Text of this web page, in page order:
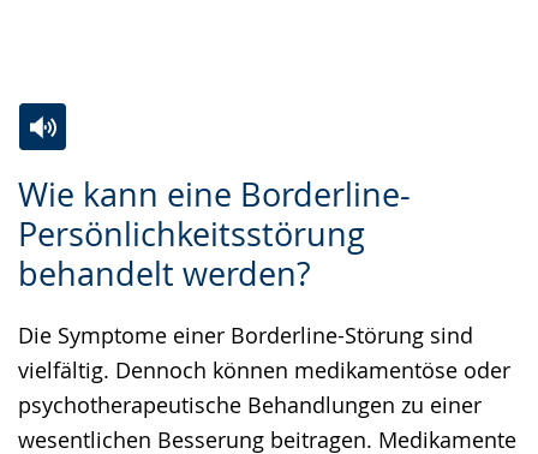
Wie kann eine Borderline-
Persönlichkeitsstörung
behandelt werden?
Die Symptome einer Borderline-Störung sind
vielfältig. Dennoch können medikamentöse oder
psychotherapeutische Behandlungen zu einer
wesentlichen Besserung beitragen. Medikamente
Leichten
Sprache
wechseln.
Audio-
Unterstützung.
Video
in
Deutscher
wird
angezeigt.